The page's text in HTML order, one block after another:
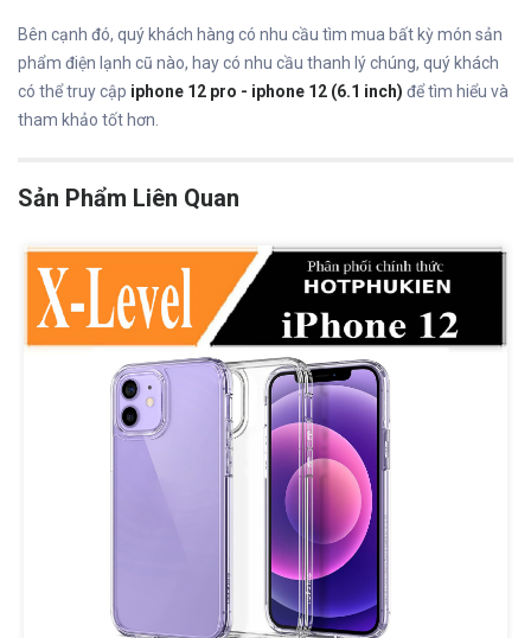
Bên cạnh đó, quý khách hàng có nhu cầu tìm mua bất kỳ món sản
phẩm điện lạnh cũ nào, hay có nhu cầu thanh lý chúng, quý khách
có thể truy cập iphone 12 pro - iphone 12 (6.1 inch) để tìm hiểu và
tham khảo tốt hơn.
Sản Phẩm Liên Quan